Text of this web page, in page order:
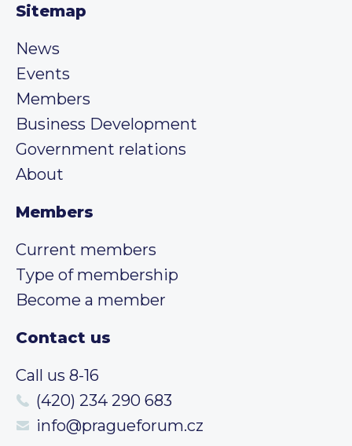
Sitemap
News
Events
Members
Business Development
Government relations
About
Members
Current members
Type of membership
Become a member
Contact us
Call us 8-16
(420) 234 290 683
info@pragueforum.cz